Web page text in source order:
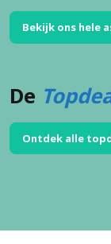
Bekijk ons hele
De
Ontdek alle